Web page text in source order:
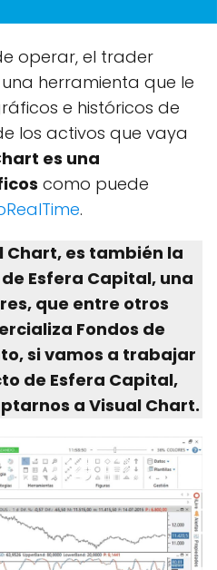
operar, el trader
herramienta que le
e históricos de
los activos que vaya
es una
como puede
.
Chart, es también la
Esfera Capital, una
que entre otros
Fondos de
si vamos a trabajar
de Esfera Capital,
a Visual Chart.